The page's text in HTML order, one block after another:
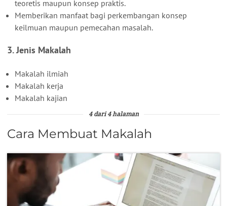
teoretis maupun konsep praktis.
Memberikan manfaat bagi perkembangan konsep
keilmuan maupun pemecahan masalah.
3. Jenis Makalah
Makalah ilmiah
Makalah kerja
Makalah kajian
4 dari 4 halaman
Cara Membuat Makalah